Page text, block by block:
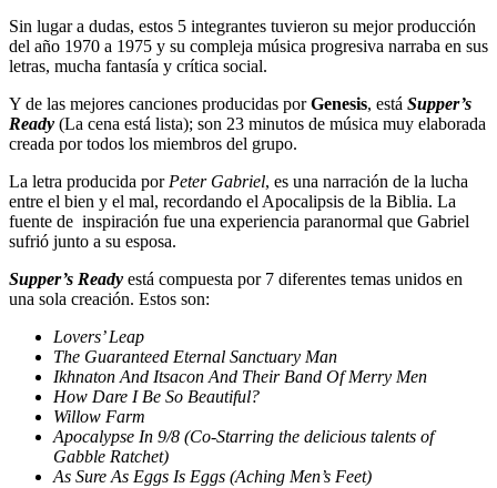
Sin lugar a dudas, estos 5 integrantes tuvieron su mejor producción
del año 1970 a 1975 y su compleja música progresiva narraba en sus
letras, mucha fantasía y crítica social.
Y de las mejores canciones producidas porGenesis, está Supper’s
Ready (La cena está lista); son 23 minutos de música muy elaborada
creada por todos los miembros del grupo.
La letra producida por Peter Gabriel, es una narración de la lucha
entre el bien y el mal, recordando el Apocalipsis de la Biblia. La
fuente de inspiración fue una experiencia paranormal que Gabriel
sufrió junto a su esposa.
Supper’s Ready está compuesta por 7 diferentes temas unidos en
una sola creación. Estos son:
Lovers’ Leap
The Guaranteed Eternal Sanctuary Man
Ikhnaton And Itsacon And Their Band Of Merry Men
How Dare I Be So Beautiful?
Willow Farm
Apocalypse In 9/8 (Co-Starring the delicious talents of
Gabble Ratchet)
As Sure As Eggs Is Eggs (Aching Men’s Feet)